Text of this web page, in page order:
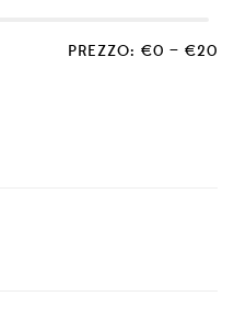
PREZZO: €0 — €20